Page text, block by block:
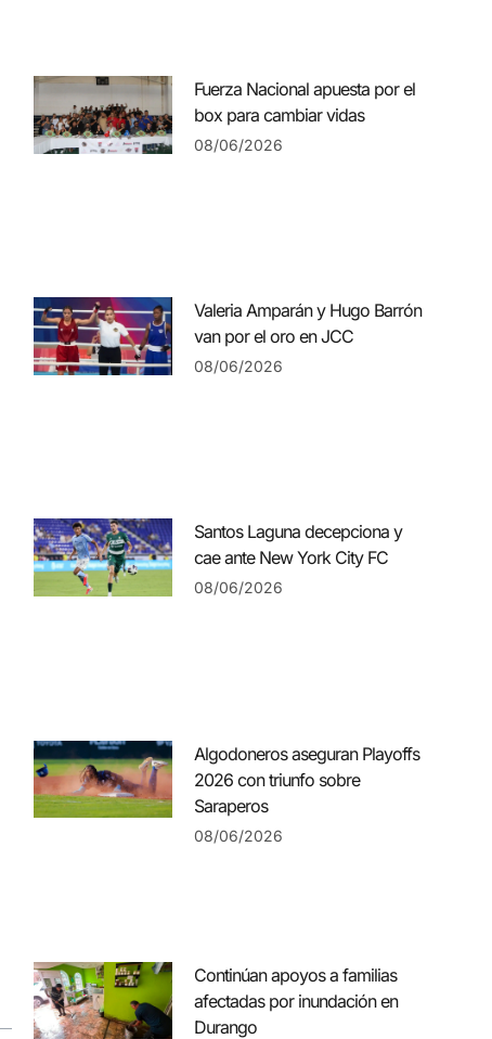
Fuerza Nacional apuesta por el
box para cambiar vidas
08/06/2026
Valeria Amparán y Hugo Barrón
van por el oro en JCC
08/06/2026
Santos Laguna decepciona y
cae ante New York City FC
08/06/2026
Algodoneros aseguran Playoffs
2026 con triunfo sobre
Saraperos
08/06/2026
Continúan apoyos a familias
afectadas por inundación en
Durango